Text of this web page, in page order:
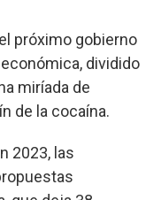
próximo gobierno
dividido
miríada de
de la cocaína.
2023, las